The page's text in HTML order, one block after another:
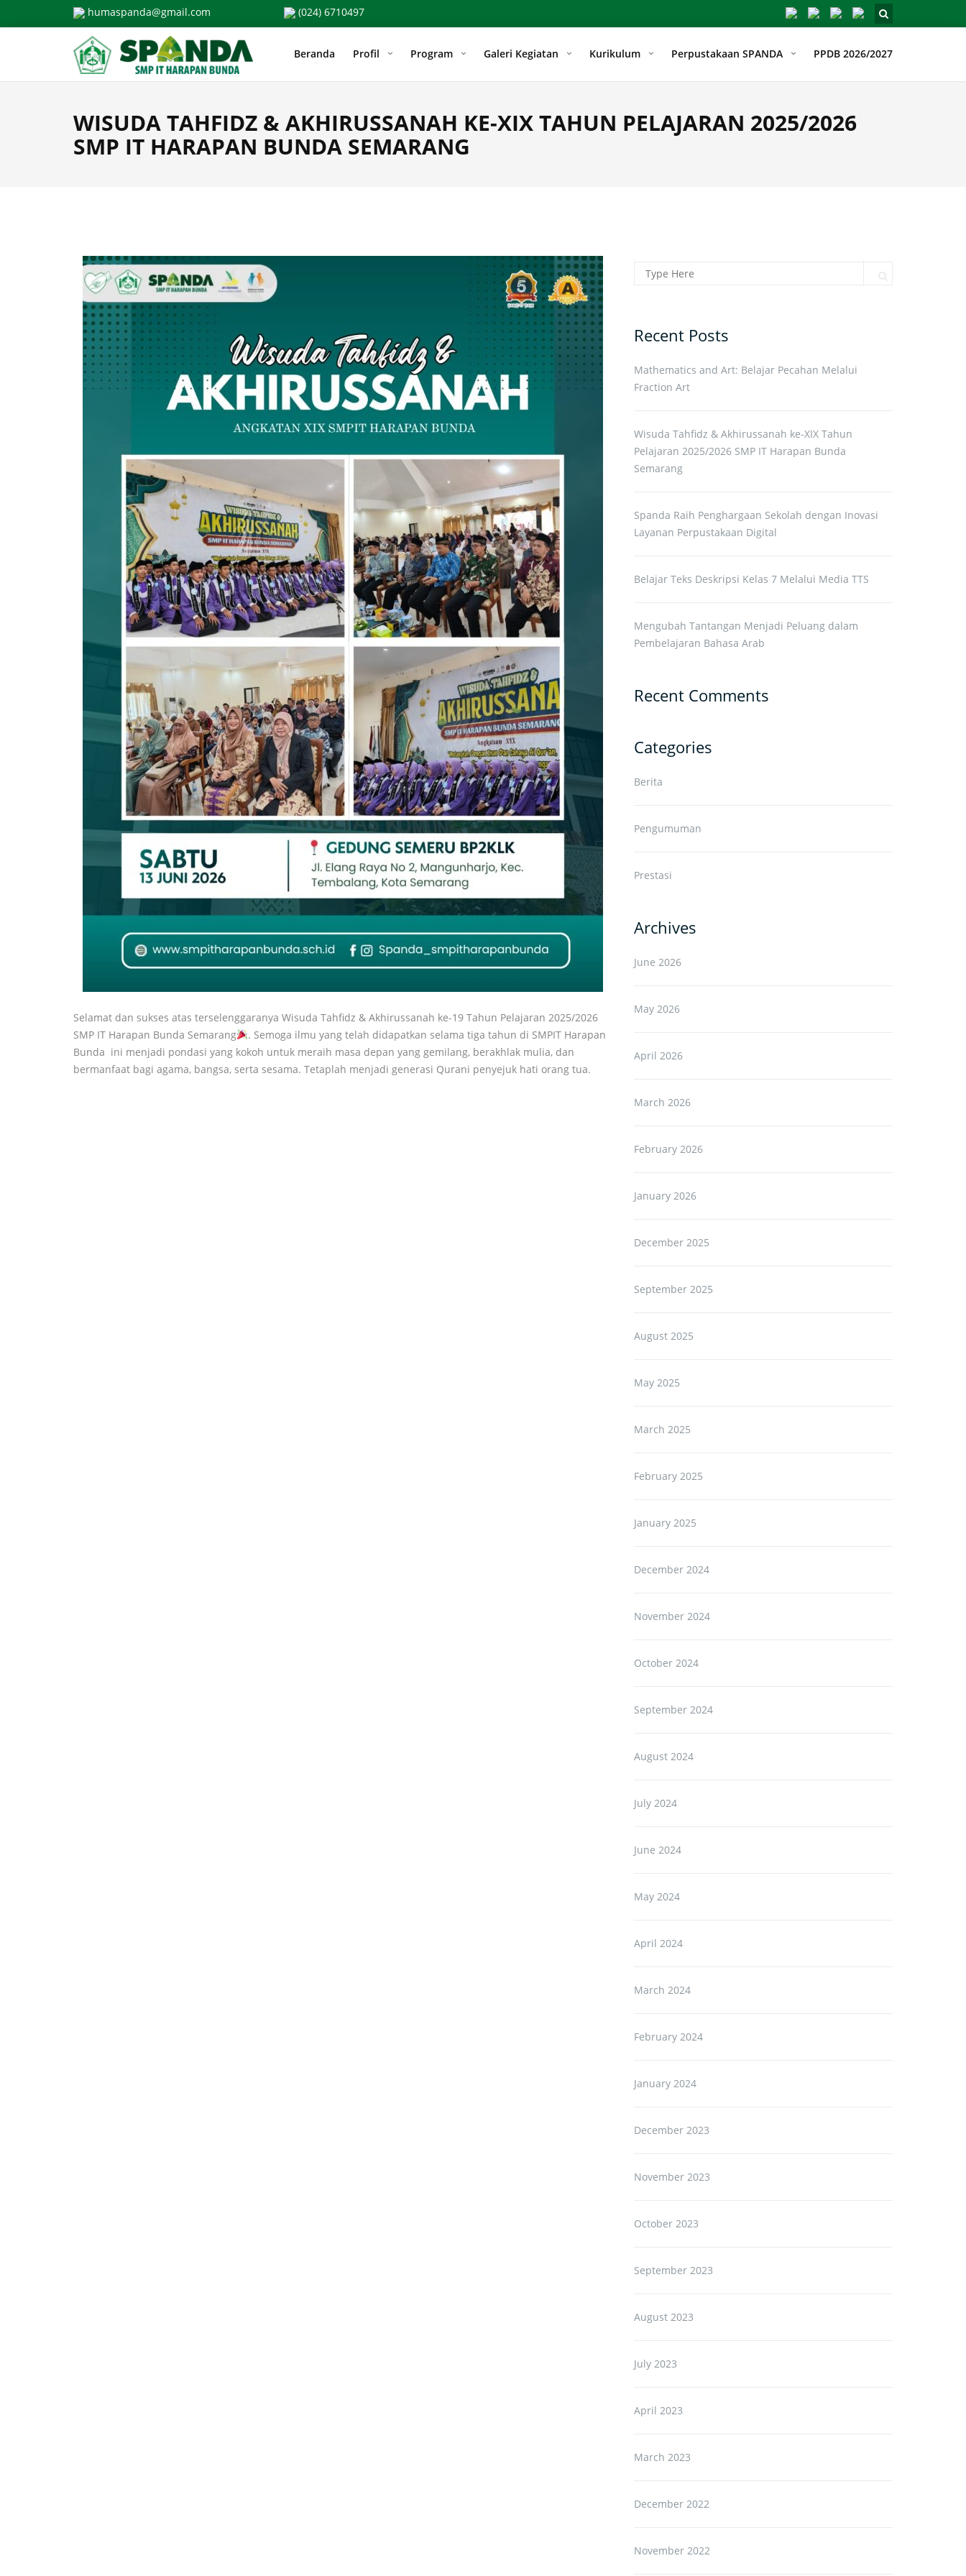
to
humaspanda@gmail.com (024) 6710497
Beranda Profil Program Galeri Kegiatan Kurikulum Perpustakaan SPANDA PPDB 2026/2027
WISUDA TAHFIDZ & AKHIRUSSANAH KE-XIX TAHUN PELAJARAN 2025/2026
SMP IT HARAPAN BUNDA SEMARANG
Selamat dan sukses atas terselenggaranya Wisuda Tahfidz & Akhirussanah ke-19 Tahun Pelajaran 2025/2026
SMP IT Harapan Bunda Semarang
. Semoga ilmu yang telah didapatkan selama tiga tahun di SMPIT Harapan
Bunda ini menjadi pondasi yang kokoh untuk meraih masa depan yang gemilang, berakhlak mulia, dan
bermanfaat bagi agama, bangsa, serta sesama. Tetaplah menjadi generasi Qurani penyejuk hati orang tua.
Search for:
Recent Posts
Mathematics and Art: Belajar Pecahan Melalui
Fraction Art
Wisuda Tahfidz & Akhirussanah ke-XIX Tahun
Pelajaran 2025/2026 SMP IT Harapan Bunda
Semarang
Spanda Raih Penghargaan Sekolah dengan Inovasi
Layanan Perpustakaan Digital
Belajar Teks Deskripsi Kelas 7 Melalui Media TTS
Mengubah Tantangan Menjadi Peluang dalam
Pembelajaran Bahasa Arab
Recent Comments
Categories
Berita
Pengumuman
Prestasi
Archives
June 2026
May 2026
April 2026
March 2026
February 2026
January 2026
December 2025
September 2025
August 2025
May 2025
March 2025
February 2025
January 2025
December 2024
November 2024
October 2024
September 2024
August 2024
July 2024
June 2024
May 2024
April 2024
March 2024
February 2024
January 2024
December 2023
November 2023
October 2023
September 2023
August 2023
July 2023
April 2023
March 2023
December 2022
November 2022